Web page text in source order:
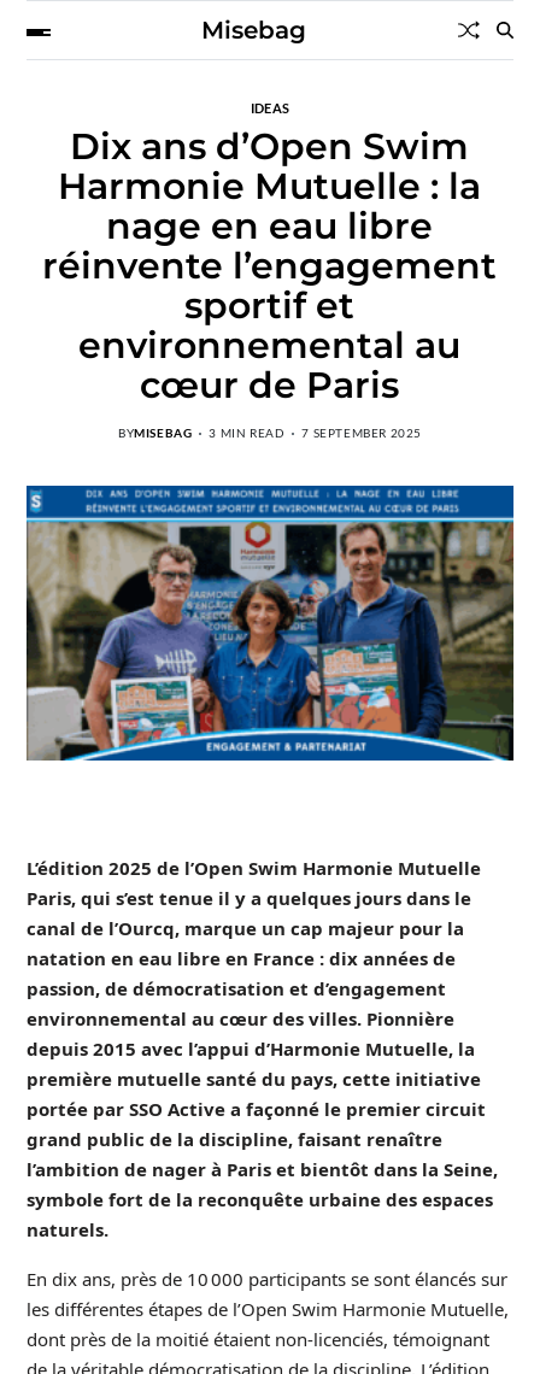
Misebag
IDEAS
Dix ans d’Open Swim
Harmonie Mutuelle : la
nage en eau libre
réinvente l’engagement
sportif et
environnemental au
cœur de Paris
BYMISEBAG 3 MIN READ 7 SEPTEMBER 2025
L’édition 2025 de l’Open Swim Harmonie Mutuelle
Paris, qui s’est tenue il y a quelques jours dans le
canal de l’Ourcq, marque un cap majeur pour la
natation en eau libre en France : dix années de
passion, de démocratisation et d’engagement
environnemental au cœur des villes. Pionnière
depuis 2015 avec l’appui d’Harmonie Mutuelle, la
première mutuelle santé du pays, cette initiative
portée par SSO Active a façonné le premier circuit
grand public de la discipline, faisant renaître
l’ambition de nager à Paris et bientôt dans la Seine,
symbole fort de la reconquête urbaine des espaces
naturels.
En dix ans, près de 10 000 participants se sont élancés sur
les différentes étapes de l’Open Swim Harmonie Mutuelle,
dont près de la moitié étaient non-licenciés, témoignant